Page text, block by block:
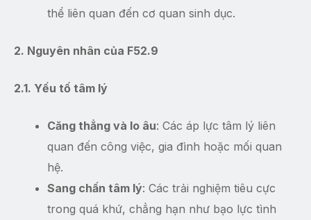
thể liên quan đến cơ quan sinh dục.
2. Nguyên nhân của F52.9
2.1. Yếu tố tâm lý
Căng thẳng và lo âu: Các áp lực tâm lý liên
quan đến công việc, gia đình hoặc mối quan
hệ.
Sang chấn tâm lý: Các trải nghiệm tiêu cực
trong quá khứ, chẳng hạn như bạo lực tình